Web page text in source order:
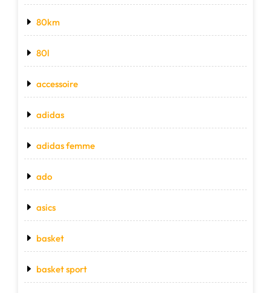
80km
80l
accessoire
adidas
adidas femme
ado
asics
basket
basket sport